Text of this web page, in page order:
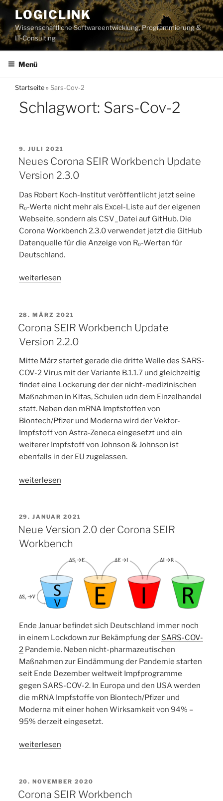
Zum
Inhalt
springen
LOGICLINK
Wissenschaftliche Softwareentwicklung, Programmierung &
IT-Consulting
Menü
Startseite » Sars-Cov-2
Schlagwort: Sars-Cov-2
VERÖFFENTLICHT
AM
9. JULI 2021
Neues Corona SEIR Workbench Update
Version 2.3.0
Das Robert Koch-Institut veröffentlicht jetzt seine
R₀-Werte nicht mehr als Excel-Liste auf der eigenen
Webseite, sondern als CSV_Datei auf GitHub. Die
Corona Workbench 2.3.0 verwendet jetzt die GitHub
Datenquelle für die Anzeige von R₀-Werten für
Deutschland.
„Neues
Workbench
Update
Version
weiterlesen
VERÖFFENTLICHT
AM
28. MÄRZ 2021
Corona SEIR Workbench Update
Version 2.2.0
Mitte März startet gerade die dritte Welle des SARS-
COV-2 Virus mit der Variante B.1.1.7 und gleichzeitig
findet eine Lockerung der der nicht-medizinischen
Maßnahmen in Kitas, Schulen udn dem Einzelhandel
statt. Neben den mRNA Impfstoffen von
Biontech/Pfizer und Moderna wird der Vektor-
Impfstoff von Astra-Zeneca eingesetzt und ein
weiterer Impfstoff von Johnson & Johnson ist
ebenfalls in der EU zugelassen.
„Corona
Update
Version
2.2.0“
weiterlesen
VERÖFFENTLICHT
AM
29. JANUAR 2021
Neue Version 2.0 der Corona SEIR
Workbench
Ende Januar befindet sich Deutschland immer noch
in einem Lockdown zur Bekämpfung der SARS-COV-
2Pandemie. Neben nicht-pharmazeutischen
Maßnahmen zur Eindämmung der Pandemie starten
seit Ende Dezember weltweit Impfprogramme
gegen SARS-COV-2. In Europa und den USA werden
die mRNA Impfstoffe von Biontech/Pfizer und
Moderna mit einer hohen Wirksamkeit von 94% –
95% derzeit eingesetzt.
„Neue
der
Corona
weiterlesen
VERÖFFENTLICHT
AM
20. NOVEMBER 2020
Corona SEIR Workbench